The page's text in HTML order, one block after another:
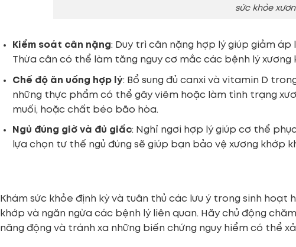
sức khỏe
Kiểm soát cân nặng: Duy trì cân nặng hợp lý giúp giảm
Thừa cân có thể làm tăng nguy cơ mắc các bệnh lý xương
Chế độ ăn uống hợp lý: Bổ sung đủ canxi và vitamin D
những thực phẩm có thể gây viêm hoặc làm tình trạng
muối, hoặc chất béo bão hòa.
Ngủ đúng giờ và đủ giấc: Nghỉ ngơi hợp lý giúp cơ thể
lựa chọn tư thế ngủ đúng sẽ giúp bạn bảo vệ xương khớp
Khám sức khỏe định kỳ và tuân thủ các lưu ý trong sinh
khớp và ngăn ngừa các bệnh lý liên quan. Hãy chủ động
năng động và tránh xa những biến chứng nguy hiểm có thể